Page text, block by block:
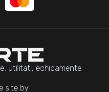
utilitati, echipamente
site by